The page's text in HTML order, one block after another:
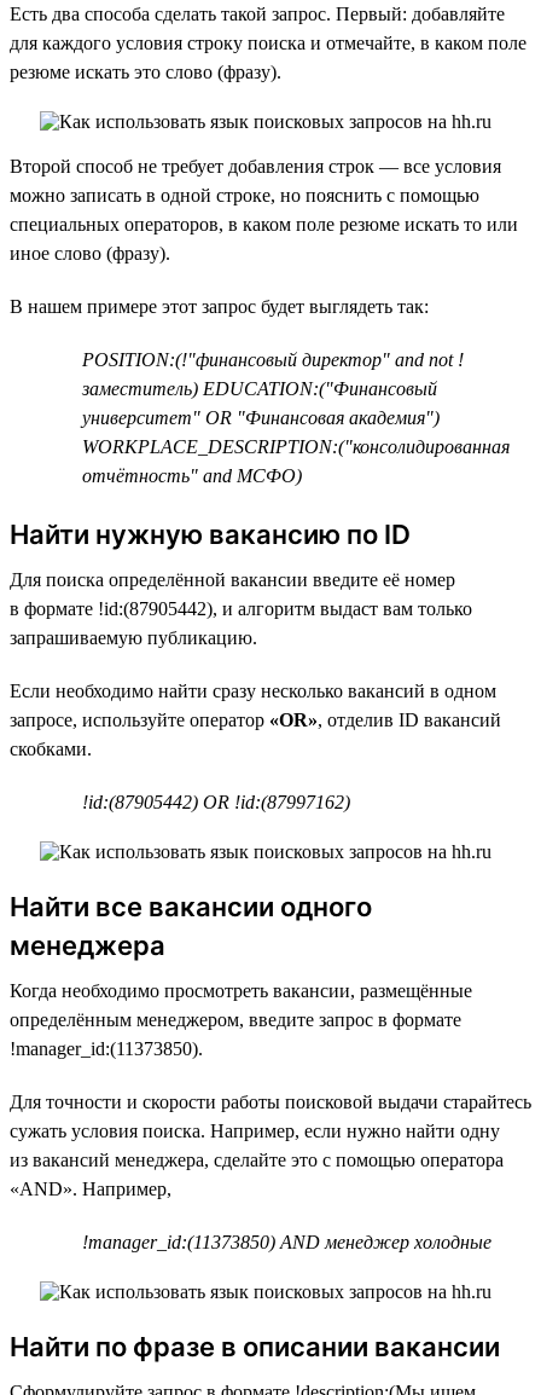
Есть два способа сделать такой запрос. Первый: добавляйте
для каждого условия строку поиска и отмечайте, в каком поле
резюме искать это слово (фразу).
Второй способ не требует добавления строк — все условия
можно записать в одной строке, но пояснить с помощью
специальных операторов, в каком поле резюме искать то или
иное слово (фразу).
В нашем примере этот запрос будет выглядеть так:
POSITION:(!"финансовый директор" and not !
заместитель) EDUCATION:("Финансовый
университет" OR "Финансовая академия")
WORKPLACE_DESCRIPTION:("консолидированная
отчётность" and МСФО)
Найти нужную вакансию по ID
Для поиска определённой вакансии введите её номер
в формате !id:(87905442), и алгоритм выдаст вам только
запрашиваемую публикацию.
Если необходимо найти сразу несколько вакансий в одном
запросе, используйте оператор «OR», отделив ID вакансий
скобками.
!id:(87905442) OR !id:(87997162)
Найти все вакансии одного
менеджера
Когда необходимо просмотреть вакансии, размещённые
определённым менеджером, введите запрос в формате
!manager_id:(11373850).
Для точности и скорости работы поисковой выдачи старайтесь
сужать условия поиска. Например, если нужно найти одну
из вакансий менеджера, сделайте это с помощью оператора
«AND». Например,
!manager_id:(11373850) AND менеджер холодные
Найти по фразе в описании вакансии